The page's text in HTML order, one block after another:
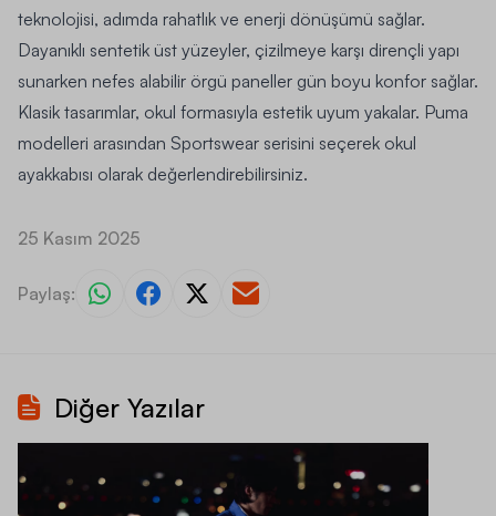
teknolojisi, adımda rahatlık ve enerji dönüşümü sağlar.
Dayanıklı sentetik üst yüzeyler, çizilmeye karşı dirençli yapı
sunarken nefes alabilir örgü paneller gün boyu konfor sağlar.
Klasik tasarımlar, okul formasıyla estetik uyum yakalar. Puma
modelleri arasından Sportswear serisini seçerek okul
ayakkabısı olarak değerlendirebilirsiniz.
25 Kasım 2025
Paylaş:
Diğer Yazılar